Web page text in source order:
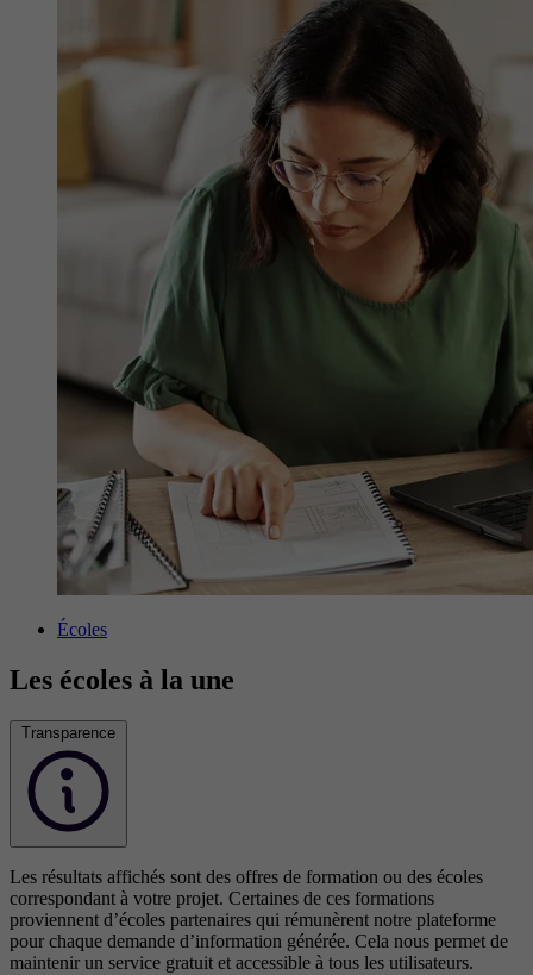
Écoles
Les écoles à la une
Transparence
Les résultats affichés sont des offres de formation ou des écoles
correspondant à votre projet. Certaines de ces formations
proviennent d’écoles partenaires qui rémunèrent notre plateforme
pour chaque demande d’information générée. Cela nous permet de
maintenir un service gratuit et accessible à tous les utilisateurs.